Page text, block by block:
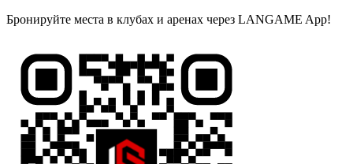
Бронируйте места в клубах и аренах через LANGAME App!